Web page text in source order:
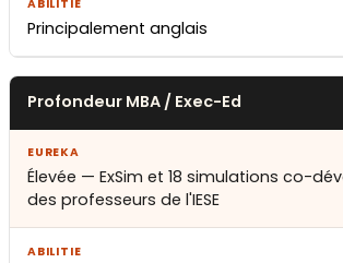
Principalement anglais
Profondeur MBA / Exec-Ed
Élevée — ExSim et 18 simulations co-
des professeurs de l'IESE